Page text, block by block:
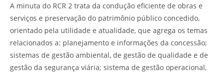
A minuta do RCR 2 trata da condução eficiente de obras e
serviços e preservação do patrimônio público concedido,
orientado pela utilidade e atualidade, que agrega os temas
relacionados a: planejamento e informações da concessão;
sistemas de gestão ambiental, de gestão de qualidade e de
gestão da segurança viária; sistema de gestão operacional,